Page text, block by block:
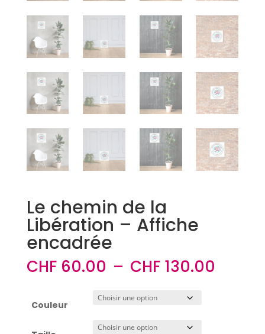
Le chemin de la
Libération – Affiche
encadrée
CHF60.00 – CHF130.00
Couleur